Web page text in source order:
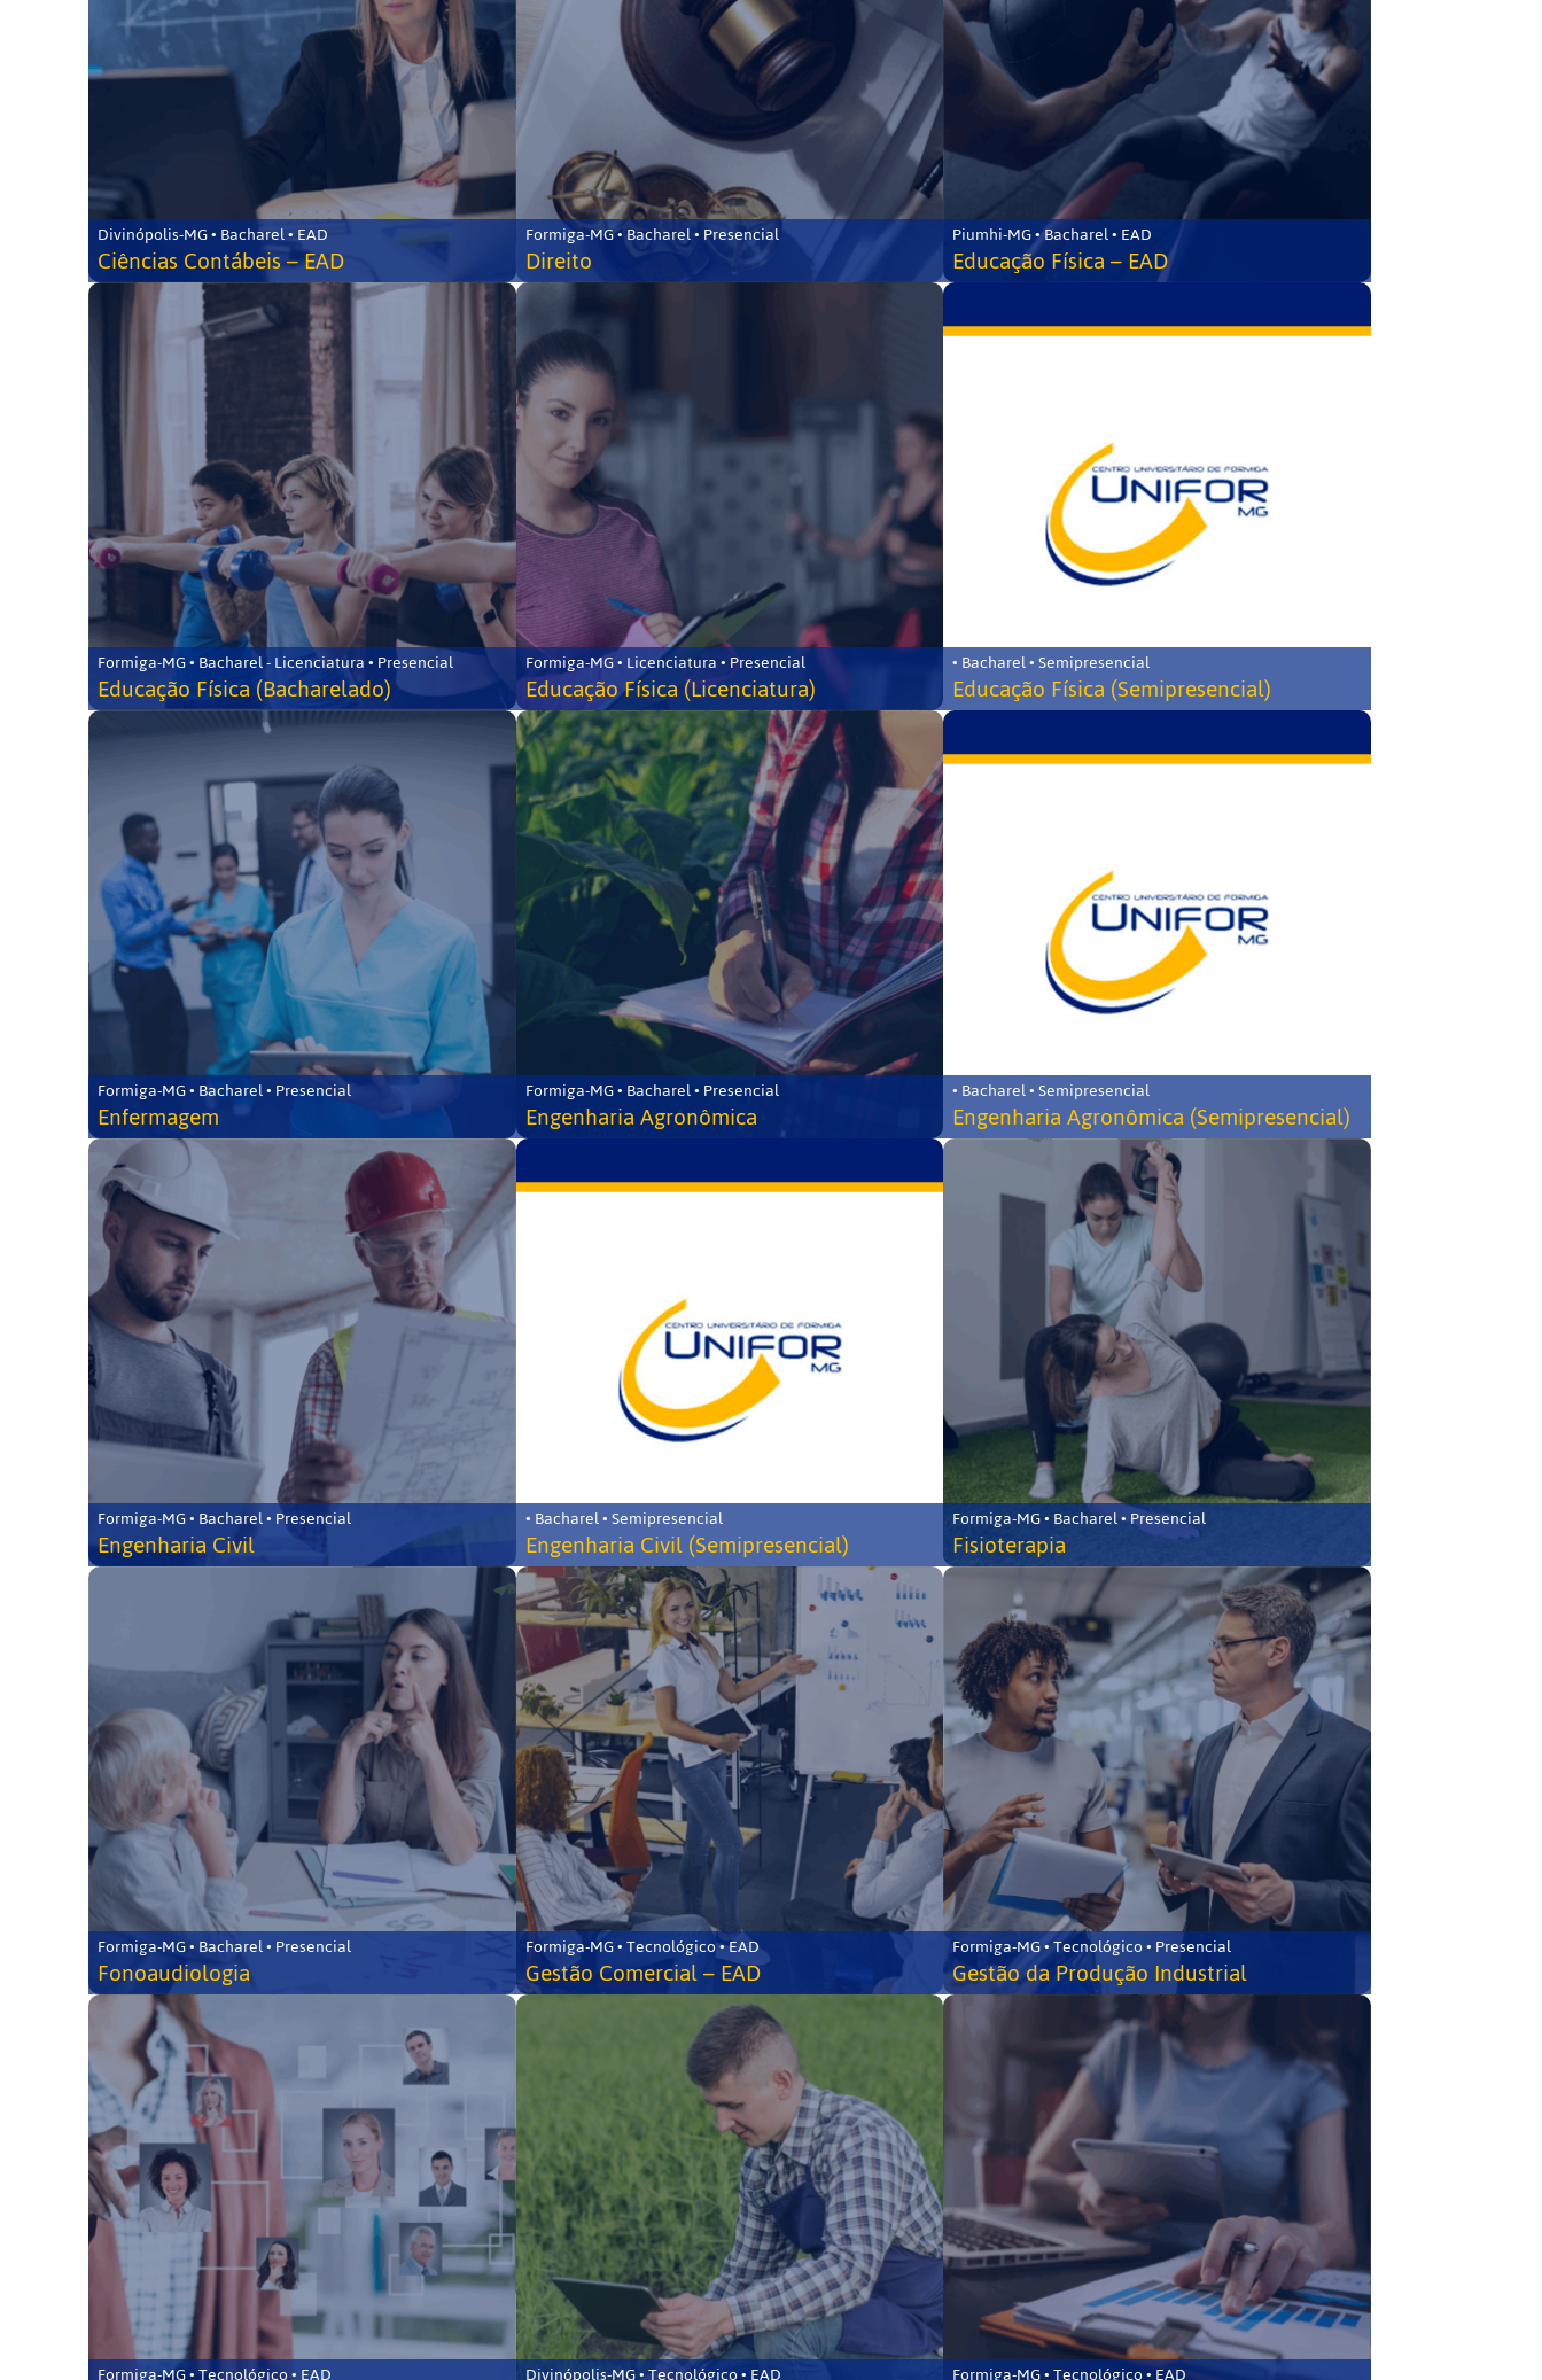
Divinópolis-MG • Bacharel • EAD
Ciências Contábeis – EAD
Formiga-MG • Bacharel • Presencial
Direito
Piumhi-MG • Bacharel • EAD
Educação Física – EAD
Formiga-MG • Bacharel - Licenciatura • Presencial
Educação Física (Bacharelado)
Formiga-MG • Licenciatura • Presencial
Educação Física (Licenciatura)
• Bacharel • Semipresencial
Educação Física (Semipresencial)
Formiga-MG • Bacharel • Presencial
Enfermagem
Formiga-MG • Bacharel • Presencial
Engenharia Agronômica
• Bacharel • Semipresencial
Engenharia Agronômica (Semipresencial)
Formiga-MG • Bacharel • Presencial
Engenharia Civil
• Bacharel • Semipresencial
Engenharia Civil (Semipresencial)
Formiga-MG • Bacharel • Presencial
Fisioterapia
Formiga-MG • Bacharel • Presencial
Fonoaudiologia
Formiga-MG • Tecnológico • EAD
Gestão Comercial – EAD
Formiga-MG • Tecnológico • Presencial
Gestão da Produção Industrial